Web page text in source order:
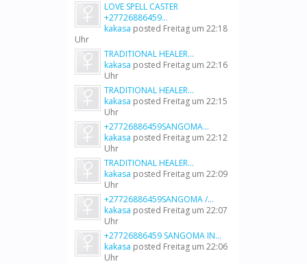
LOVE SPELL CASTER
+27726886459...
kakasa posted Freitag um 22:18
Uhr
TRADITIONAL HEALER...
kakasa posted Freitag um 22:16
Uhr
TRADITIONAL HEALER...
kakasa posted Freitag um 22:15
Uhr
+27726886459SANGOMA...
kakasa posted Freitag um 22:12
Uhr
TRADITIONAL HEALER...
kakasa posted Freitag um 22:09
Uhr
+27726886459SANGOMA /...
kakasa posted Freitag um 22:07
Uhr
+27726886459 SANGOMA IN...
kakasa posted Freitag um 22:06
Uhr